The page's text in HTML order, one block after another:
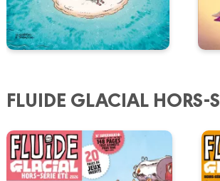
FLUIDE GLACIAL HORS-